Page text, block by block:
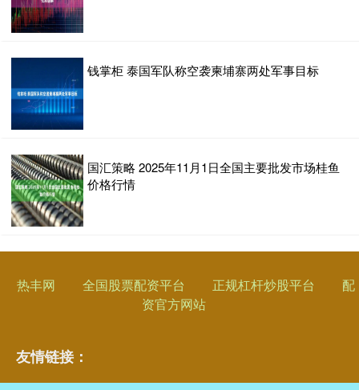
钱掌柜 泰国军队称空袭柬埔寨两处军事目标
国汇策略 2025年11月1日全国主要批发市场桂鱼
价格行情
热丰网 全国股票配资平台 正规杠杆炒股平台
配
资官方网站
友情链接：